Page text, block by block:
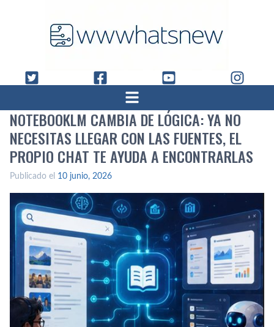
NOTEBOOKLM CAMBIA DE LÓGICA: YA NO
NECESITAS LLEGAR CON LAS FUENTES, EL
PROPIO CHAT TE AYUDA A ENCONTRARLAS
Publicado el 10 junio, 2026